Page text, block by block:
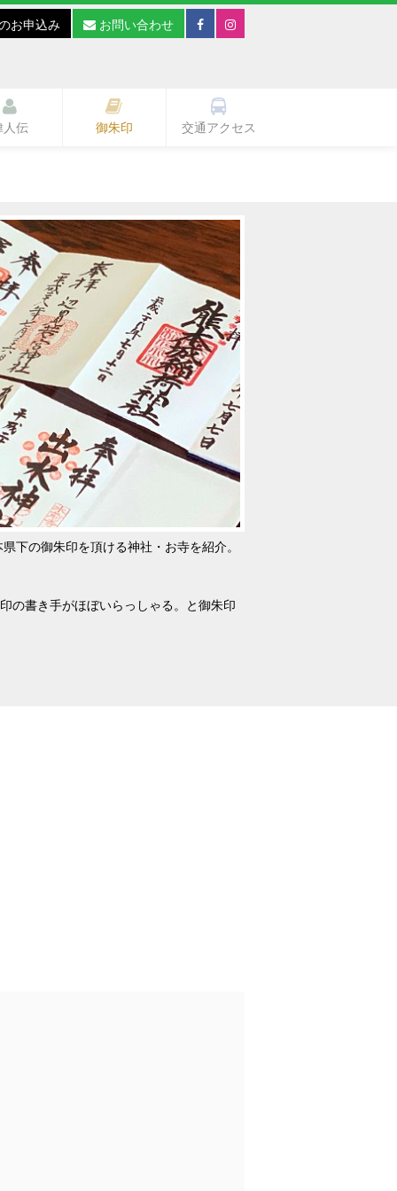
お申込み お問い合わせ
人伝 御朱印 交通アクセス
下の御朱印を頂ける神社・お寺を紹介。
書き手がほぼいらっしゃる。と御朱印